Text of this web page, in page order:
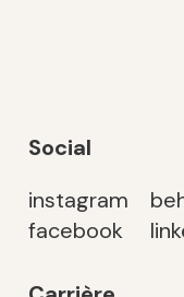
Social
instagram
facebook